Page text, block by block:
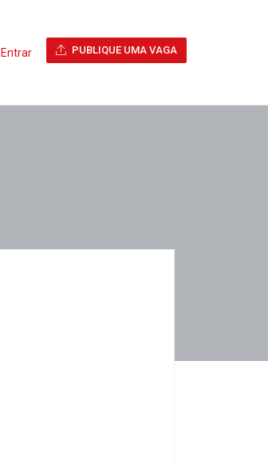
Entrar PUBLIQUE UMA VAGA